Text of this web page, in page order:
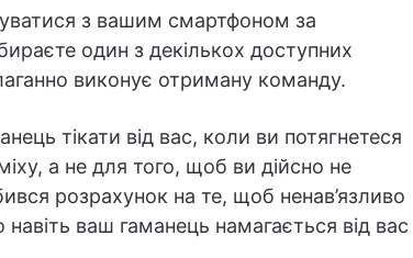
з вашим смартфоном за
один з декількох доступних
виконує отриману команду.
тікати від вас, коли ви потягнетеся
а не для того, щоб ви дійсно не
розрахунок на те, щоб ненав’язливо
ваш гаманець намагається від вас